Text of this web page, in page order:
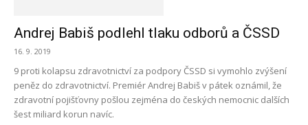
Andrej Babiš podlehl tlaku odborů a ČSSD
16. 9. 2019
9 proti kolapsu zdravotnictví za podpory ČSSD si vymohlo zvýšení
peněz do zdravotnictví. Premiér Andrej Babiš v pátek oznámil, že
zdravotní pojišťovny pošlou zejména do českých nemocnic dalších
šest miliard korun navíc.